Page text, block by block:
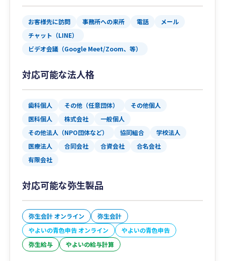
お客様先に訪問 事務所への来所 電話
メール
チャット（LINE）
ビデオ会議（Google Meet/Zoom、等）
対応可能な法人格
歯科個人 その他（任意団体）
その他個人
医科個人
株式会社
一般個人
その他法人（NPO団体など）
協同組合
学校法人
医療法人
合同会社 合資会社
合名会社
有限会社
対応可能な弥生製品
弥生会計 オンライン
弥生会計
やよいの青色申告 オンライン
やよいの青色申告
弥生給与
やよいの給与計算